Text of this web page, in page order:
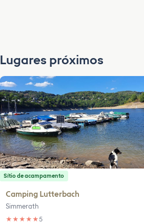
Lugares próximos
Sítio de acampamento
Camping Lutterbach
Simmerath
★ ★ ★ ★ ★5